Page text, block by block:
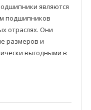
являются
подшипников
отраслях. Они
размеров и
выгодными в